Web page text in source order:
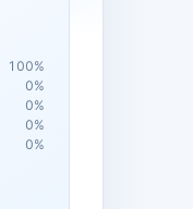
100%
0%
0%
0%
0%